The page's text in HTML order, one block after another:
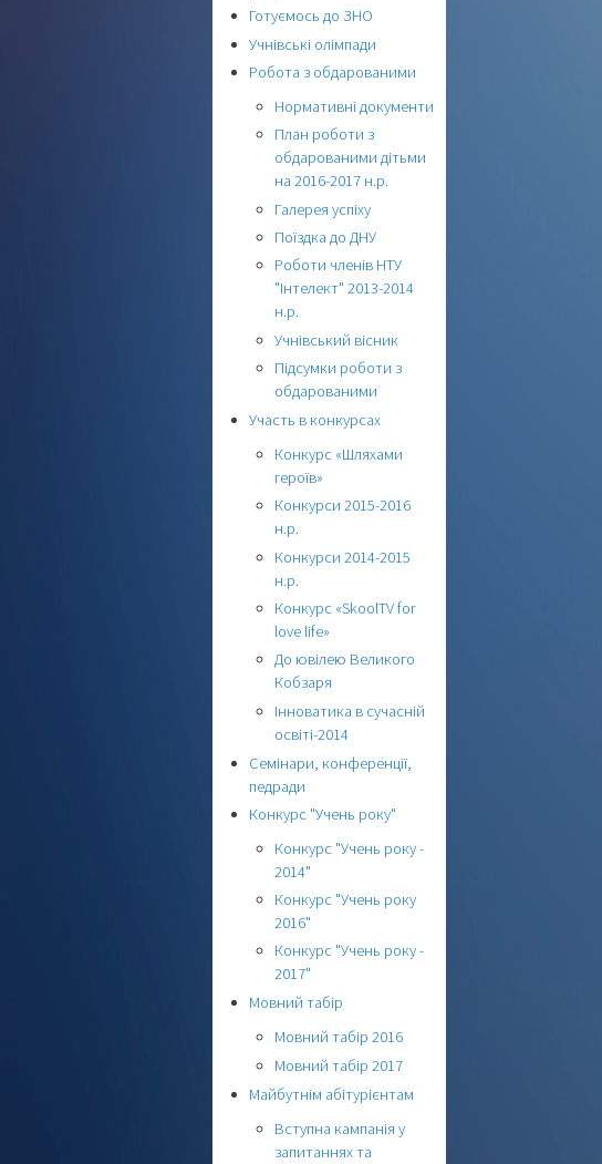
Готуємось до ЗНО
Учнівські олімпади
Робота з обдарованими
Нормативні документи
План роботи з
обдарованими дітьми
на 2016-2017 н.р.
Галерея успіху
Поїздка до ДНУ
Роботи членів НТУ
"Інтелект" 2013-2014
н.р.
Учнівський вісник
Підсумки роботи з
обдарованими
Участь в конкурсах
Конкурс «Шляхами
героїв»
Конкурси 2015-2016
н.р.
Конкурси 2014-2015
н.р.
Конкурс «SkoolTV for
love life»
До ювілею Великого
Кобзаря
Інноватика в сучасній
освіті-2014
Семінари, конференції,
педради
Конкурс "Учень року"
Конкурс "Учень року -
2014"
Конкурс "Учень року
2016"
Конкурс "Учень року -
2017"
Мовний табір
Мовний табір 2016
Мовний табір 2017
Майбутнім абітурієнтам
Вступна кампанія у
запитаннях та